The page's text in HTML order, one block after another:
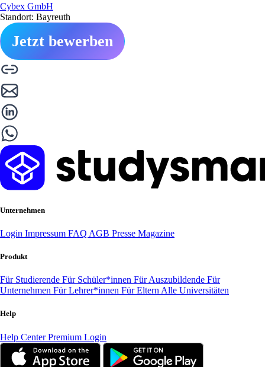
Cybex GmbH
Standort: Bayreuth
Jetzt bewerben
Unternehmen
Login Impressum FAQ AGB Presse Magazine
Produkt
Für Studierende Für Schüler*innen Für Auszubildende Für
Unternehmen Für Lehrer*innen Für Eltern Alle Universitäten
Help
Help CenterPremium Login